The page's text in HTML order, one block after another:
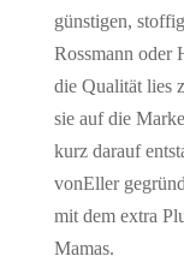
günstigen,
Rossmann oder
die Qualität lies
sie auf die
kurz darauf
vonEller
mit dem extra
Mamas.